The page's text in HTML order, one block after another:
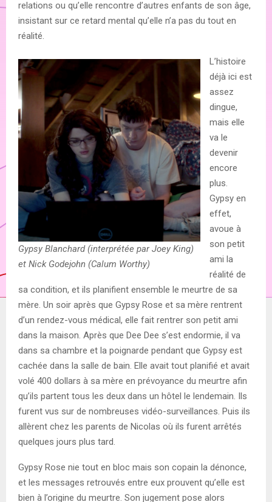
relations ou qu’elle rencontre d’autres enfants de son âge,
insistant sur ce retard mental qu’elle n’a pas du tout en
réalité.
Gypsy Blanchard (interprétée par Joey King)
et Nick Godejohn (Calum Worthy)
L’histoire
déjà ici est
assez
dingue,
mais elle
va le
devenir
encore
plus.
Gypsy en
effet,
avoue à
son petit
ami la
réalité de
sa condition, et ils planifient ensemble le meurtre de sa
mère. Un soir après que Gypsy Rose et sa mère rentrent
d’un rendez-vous médical, elle fait rentrer son petit ami
dans la maison. Après que Dee Dee s’est endormie, il va
dans sa chambre et la poignarde pendant que Gypsy est
cachée dans la salle de bain. Elle avait tout planifié et avait
volé 400 dollars à sa mère en prévoyance du meurtre afin
qu’ils partent tous les deux dans un hôtel le lendemain. Ils
furent vus sur de nombreuses vidéo-surveillances. Puis ils
allèrent chez les parents de Nicolas où ils furent arrêtés
quelques jours plus tard.
Gypsy Rose nie tout en bloc mais son copain la dénonce,
et les messages retrouvés entre eux prouvent qu’elle est
bien à l’origine du meurtre. Son jugement pose alors